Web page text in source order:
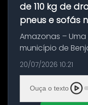
de 110 kg de
pneus e sofás
Amazonas –
município de
com a apreensão
quilos de
embarcação
materia...
20/07/2026 10:21
Ouça o texto